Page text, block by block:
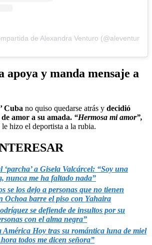
de Alexandra Venturo (@aleventuro)
apoya y manda mensaje a
Cuba no quiso quedarse atrás y decidió
amor a su amada. “Hermosa mi amor”,
hizo el deportista a la rubia.
a Gisela Valcárcel: “Soy una
nunca me ha faltado nada”
se los dejo a personas que no tienen
Ochoa barre el piso con Yahaira
se defiende de insultos por su
con el alma negra”
América Hoy tras su romántica luna de miel
todos me dicen señora”